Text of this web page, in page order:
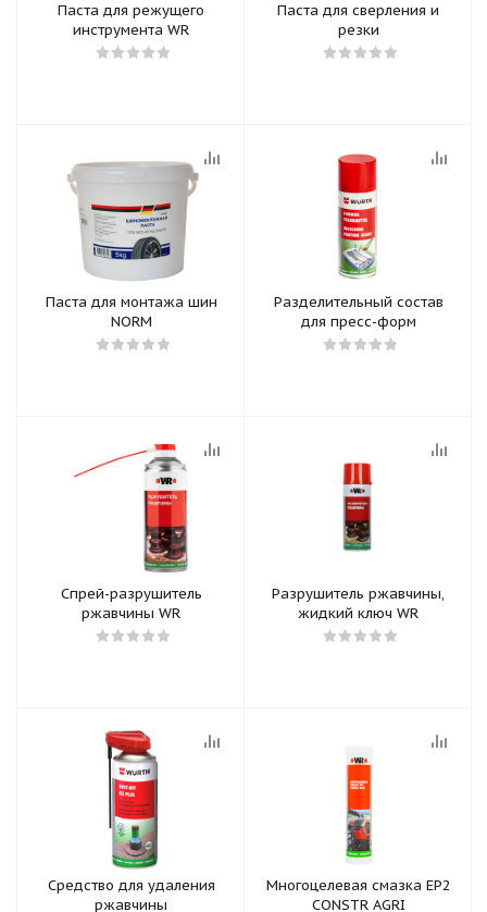
Паста для режущего
инструмента WR
Паста для сверления и
резки
Паста для монтажа шин
NORM
Разделительный состав
для пресс-форм
Спрей-разрушитель
ржавчины WR
Разрушитель ржавчины,
жидкий ключ WR
Средство для удаления
ржавчины
Многоцелевая смазка EP2
CONSTR AGRI